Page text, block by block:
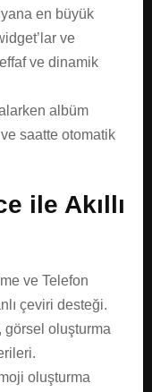
en büyük
ve
ve dinamik
albüm
saatte otomatik
ile Akıllı
ve Telefon
çeviri desteği.
görsel oluşturma
oluşturma